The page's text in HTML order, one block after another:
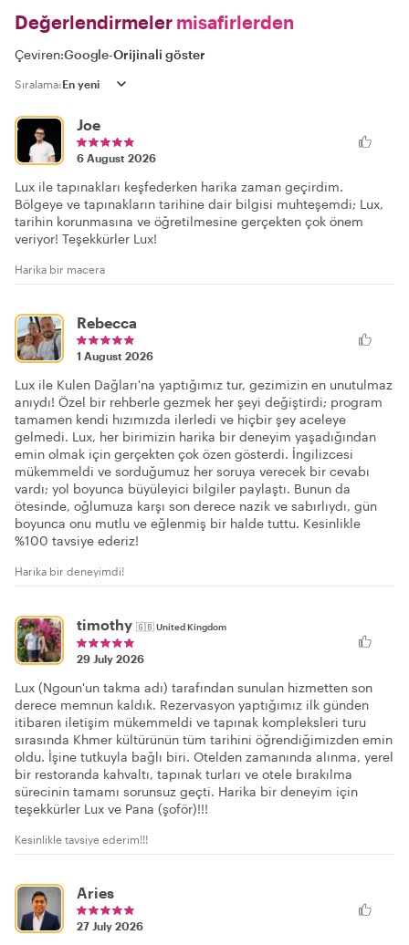
Değerlendirmeler misafirlerden
Çeviren:Google-Orijinali göster
Sıralama:
Joe
6 August 2026
Lux ile tapınakları keşfederken harika zaman geçirdim.
Bölgeye ve tapınakların tarihine dair bilgisi muhteşemdi; Lux,
tarihin korunmasına ve öğretilmesine gerçekten çok önem
veriyor! Teşekkürler Lux!
Harika bir macera
Rebecca
1 August 2026
Lux ile Kulen Dağları'na yaptığımız tur, gezimizin en unutulmaz
anıydı! Özel bir rehberle gezmek her şeyi değiştirdi; program
tamamen kendi hızımızda ilerledi ve hiçbir şey aceleye
gelmedi. Lux, her birimizin harika bir deneyim yaşadığından
emin olmak için gerçekten çok özen gösterdi. İngilizcesi
mükemmeldi ve sorduğumuz her soruya verecek bir cevabı
vardı; yol boyunca büyüleyici bilgiler paylaştı. Bunun da
ötesinde, oğlumuza karşı son derece nazik ve sabırlıydı, gün
boyunca onu mutlu ve eğlenmiş bir halde tuttu. Kesinlikle
%100 tavsiye ederiz!
Harika bir deneyimdi!
timothy 🇬🇧United Kingdom
29 July 2026
Lux (Ngoun'un takma adı) tarafından sunulan hizmetten son
derece memnun kaldık. Rezervasyon yaptığımız ilk günden
itibaren iletişim mükemmeldi ve tapınak kompleksleri turu
sırasında Khmer kültürünün tüm tarihini öğrendiğimizden emin
oldu. İşine tutkuyla bağlı biri. Otelden zamanında alınma, yerel
bir restoranda kahvaltı, tapınak turları ve otele bırakılma
sürecinin tamamı sorunsuz geçti. Harika bir deneyim için
teşekkürler Lux ve Pana (şoför)!!!
Kesinlikle tavsiye ederim!!!
Aries
27 July 2026